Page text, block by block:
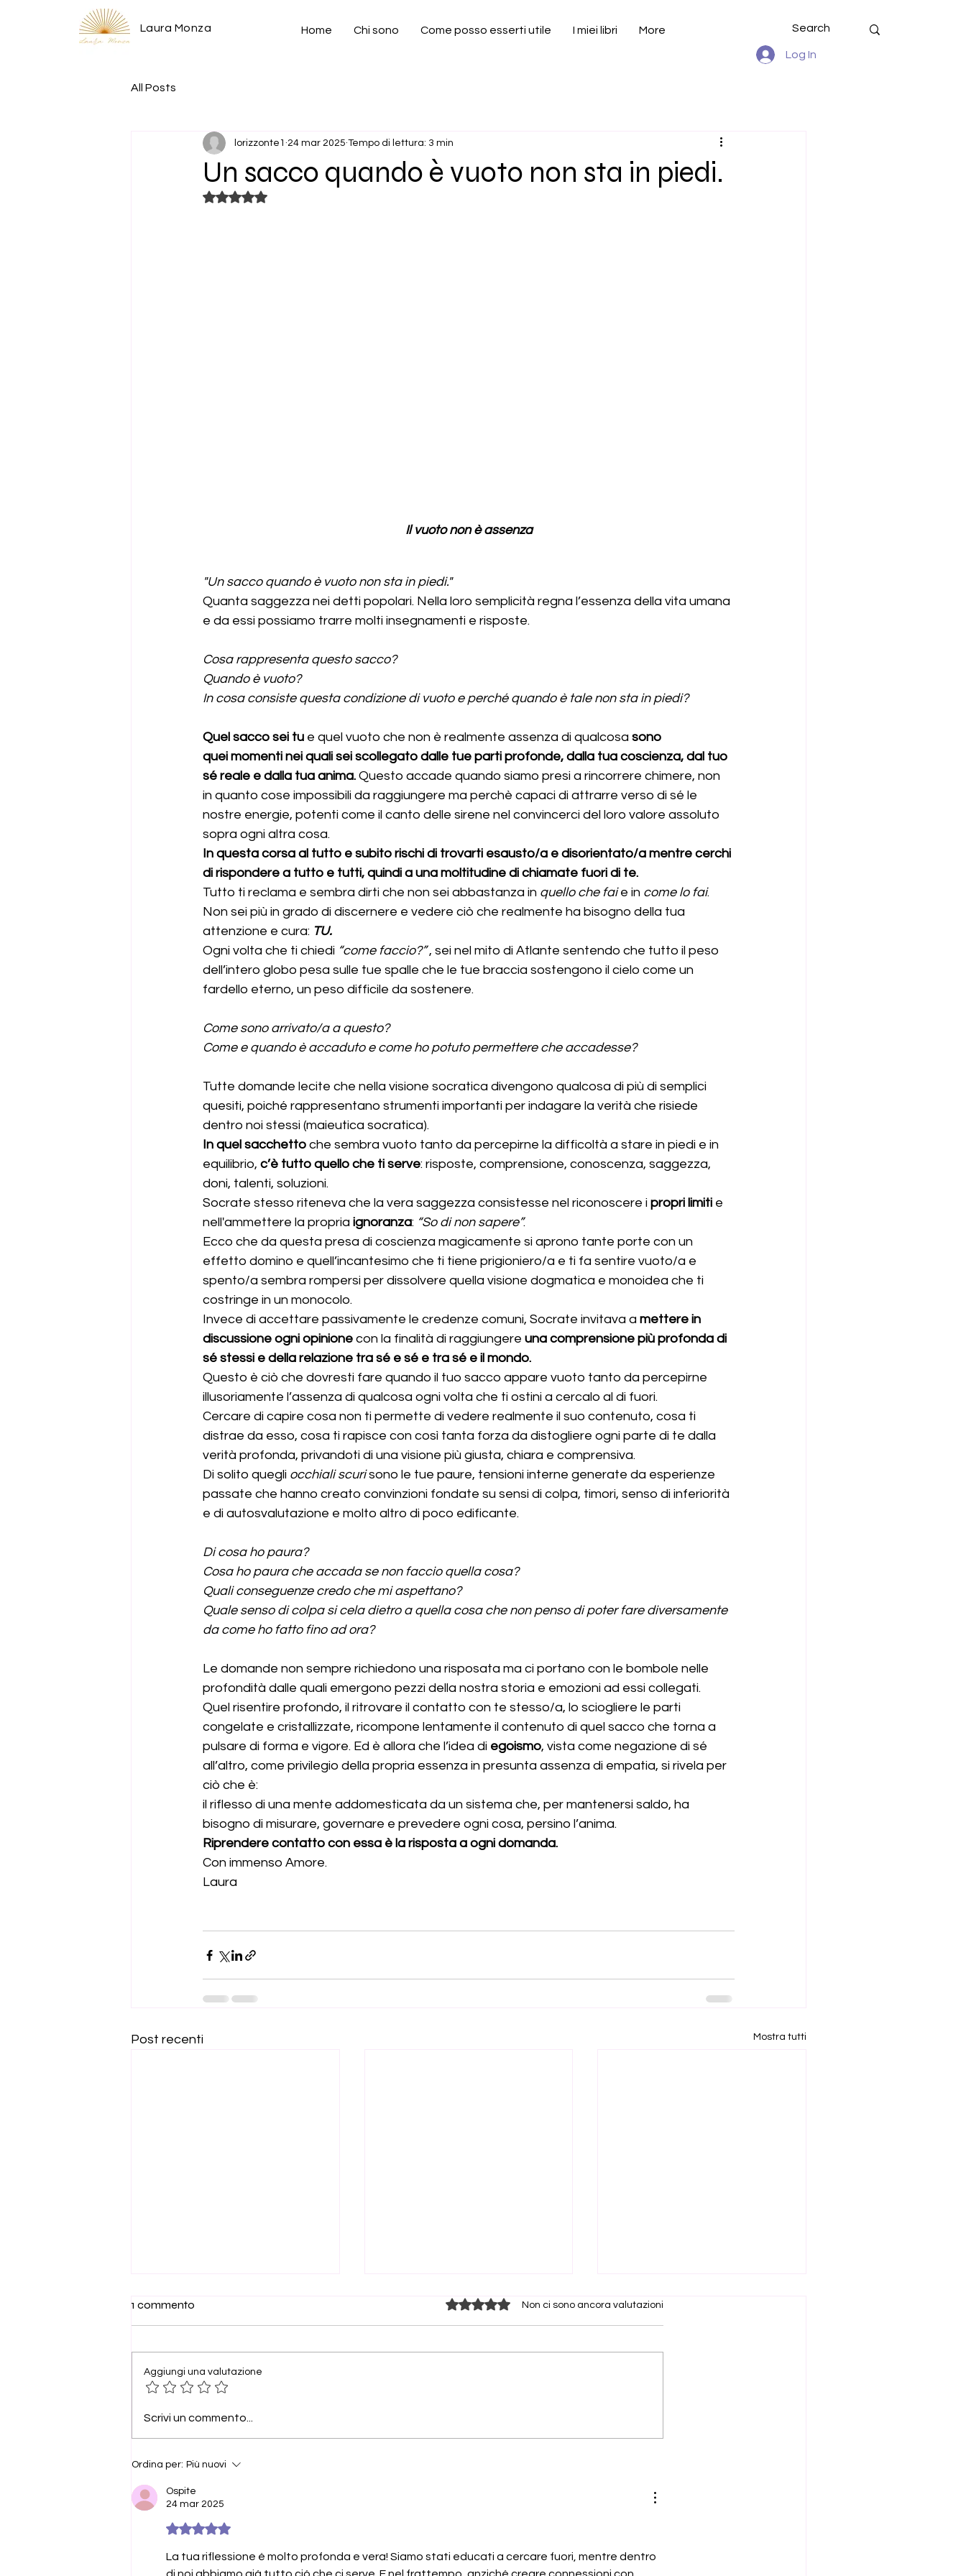
Laura Monza Home Chi sono Come posso esserti utile I miei libri More
Log In
All Posts
Un sacco quando è vuoto non sta in piedi.
lorizzonte1 24 mar 2025 Tempo di lettura: 3 min
Valutazione NaN stelle su 5.
Il vuoto non è assenza
"Un sacco quando è vuoto non sta in piedi."
Quanta saggezza nei detti popolari. Nella loro semplicità regna l’essenza della vita umana
e da essi possiamo trarre molti insegnamenti e risposte.
Cosa rappresenta questo sacco?
Quando è vuoto?
In cosa consiste questa condizione di vuoto e perché quando è tale non sta in piedi?
Quel sacco sei tu e quel vuoto che non è realmente assenza di qualcosa sono
quei momenti nei quali sei scollegato dalle tue parti profonde, dalla tua coscienza, dal tuo
sé reale e dalla tua anima. Questo accade quando siamo presi a rincorrere chimere, non
in quanto cose impossibili da raggiungere ma perchè capaci di attrarre verso di sé le
nostre energie, potenti come il canto delle sirene nel convincerci del loro valore assoluto
sopra ogni altra cosa.
In questa corsa al tutto e subito rischi di trovarti esausto/a e disorientato/a mentre cerchi
di rispondere a tutto e tutti, quindi a una moltitudine di chiamate fuori di te.
Tutto ti reclama e sembra dirti che non sei abbastanza in quello che fai e in come lo fai.
Non sei più in grado di discernere e vedere ciò che realmente ha bisogno della tua
attenzione e cura: TU.
Ogni volta che ti chiedi “come faccio?” , sei nel mito di Atlante sentendo che tutto il peso
dell’intero globo pesa sulle tue spalle che le tue braccia sostengono il cielo come un
fardello eterno, un peso difficile da sostenere.
Come sono arrivato/a a questo?
Come e quando è accaduto e come ho potuto permettere che accadesse?
Tutte domande lecite che nella visione socratica divengono qualcosa di più di semplici
quesiti, poiché rappresentano strumenti importanti per indagare la verità che risiede
dentro noi stessi (maieutica socratica).
In quel sacchetto che sembra vuoto tanto da percepirne la difficoltà a stare in piedi e in
equilibrio, c’è tutto quello che ti serve: risposte, comprensione, conoscenza, saggezza,
doni, talenti, soluzioni.
Socrate stesso riteneva che la vera saggezza consistesse nel riconoscere i propri limiti e
nell'ammettere la propria ignoranza: “So di non sapere”.
Ecco che da questa presa di coscienza magicamente si aprono tante porte con un
effetto domino e quell’incantesimo che ti tiene prigioniero/a e ti fa sentire vuoto/a e
spento/a sembra rompersi per dissolvere quella visione dogmatica e monoidea che ti
costringe in un monocolo.
Invece di accettare passivamente le credenze comuni, Socrate invitava a mettere in
discussione ogni opinione con la finalità di raggiungere una comprensione più profonda di
sé stessi e della relazione tra sé e sé e tra sé e il mondo.
Questo è ciò che dovresti fare quando il tuo sacco appare vuoto tanto da percepirne
illusoriamente l’assenza di qualcosa ogni volta che ti ostini a cercalo al di fuori.
Cercare di capire cosa non ti permette di vedere realmente il suo contenuto, cosa ti
distrae da esso, cosa ti rapisce con così tanta forza da distogliere ogni parte di te dalla
verità profonda, privandoti di una visione più giusta, chiara e comprensiva.
Di solito quegli occhiali scuri sono le tue paure, tensioni interne generate da esperienze
passate che hanno creato convinzioni fondate su sensi di colpa, timori, senso di inferiorità
e di autosvalutazione e molto altro di poco edificante.
Di cosa ho paura?
Cosa ho paura che accada se non faccio quella cosa?
Quali conseguenze credo che mi aspettano?
Quale senso di colpa si cela dietro a quella cosa che non penso di poter fare diversamente
da come ho fatto fino ad ora?
Le domande non sempre richiedono una risposata ma ci portano con le bombole nelle
profondità dalle quali emergono pezzi della nostra storia e emozioni ad essi collegati.
Quel risentire profondo, il ritrovare il contatto con te stesso/a, lo sciogliere le parti
congelate e cristallizzate, ricompone lentamente il contenuto di quel sacco che torna a
pulsare di forma e vigore. Ed è allora che l’idea di egoismo, vista come negazione di sé
all’altro, come privilegio della propria essenza in presunta assenza di empatia, si rivela per
ciò che è:
il riflesso di una mente addomesticata da un sistema che, per mantenersi saldo, ha
bisogno di misurare, governare e prevedere ogni cosa, persino l’anima.
Riprendere contatto con essa è la risposta a ogni domanda.
Con immenso Amore.
Laura
Post recenti Mostra tutti
Necesito volver a
pensar en lo que realmente
significan. Sin embargo, a veces
esconden una verdad profunda
I Need to Get Myself Back
There are certain expressions
1 commento Valutazione 0 stelle su 5.Non ci sono ancora valutazioni
Aggiungi una valutazione
Scrivi un commento...
Ordina per: Più nuovi
Ospite
24 mar 2025
Valutazione 5 stelle su 5.
La tua riflessione é molto profonda e vera! Siamo stati educati a cercare fuori, mentre dentro